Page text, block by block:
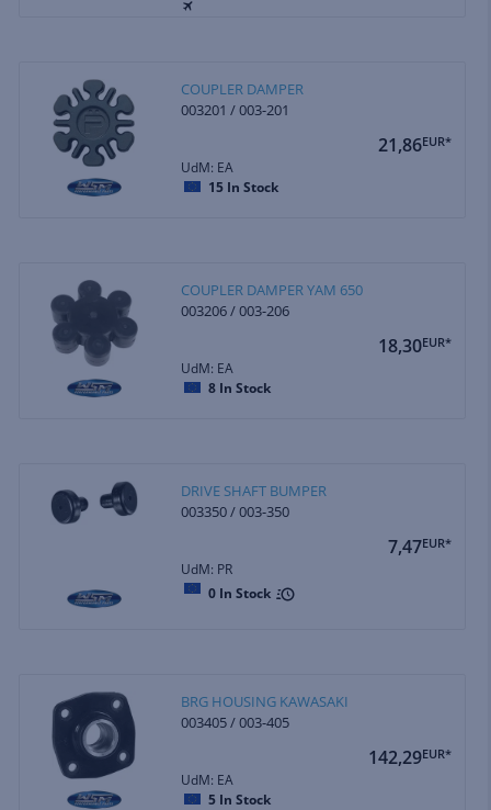
COUPLER DAMPER
003201 / 003-201
21,86EUR*
UdM: EA
15 In Stock
COUPLER DAMPER YAM 650
003206 / 003-206
18,30EUR*
UdM: EA
8 In Stock
DRIVE SHAFT BUMPER
003350 / 003-350
7,47EUR*
UdM: PR
0 In Stock
BRG HOUSING KAWASAKI
003405 / 003-405
142,29EUR*
UdM: EA
5 In Stock